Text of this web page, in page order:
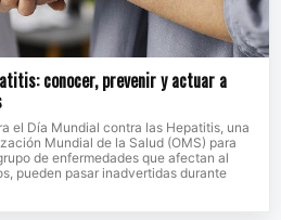
conocer, prevenir y actuar a
el Día Mundial contra las Hepatitis, una
Mundial de la Salud (OMS) para
de enfermedades que afectan al
pueden pasar inadvertidas durante